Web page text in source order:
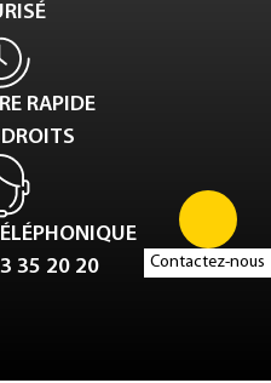
Contactez-nous
RAPIDE
35 20 20